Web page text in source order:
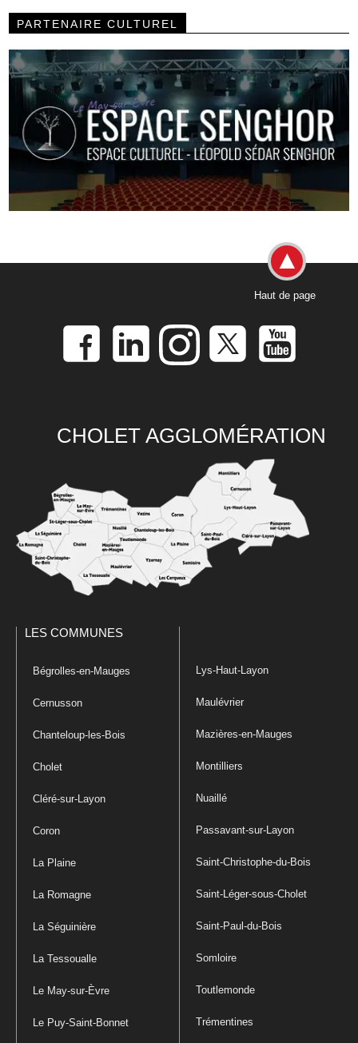
PARTENAIRE CULTUREL
Haut de page
CHOLET AGGLOMÉRATION
LES COMMUNES
Bégrolles-en-Mauges
Cernusson
Chanteloup-les-Bois
Cholet
Cléré-sur-Layon
Coron
La Plaine
La Romagne
La Séguinière
La Tessoualle
Le May-sur-Èvre
Le Puy-Saint-Bonnet
Lys-Haut-Layon
Maulévrier
Mazières-en-Mauges
Montilliers
Nuaillé
Passavant-sur-Layon
Saint-Christophe-du-Bois
Saint-Léger-sous-Cholet
Saint-Paul-du-Bois
Somloire
Toutlemonde
Trémentines